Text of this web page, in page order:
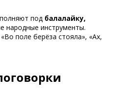
под балалайку,
народные инструменты.
поле берёза стояла», «Ах,